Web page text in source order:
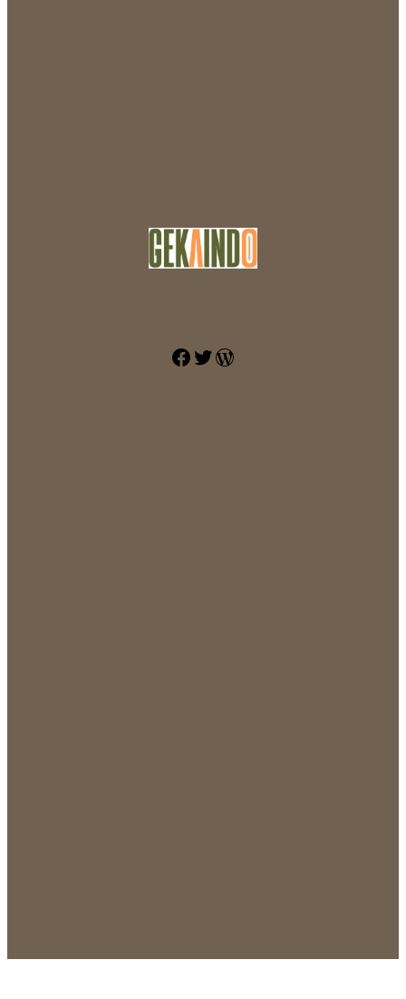
Facebook
Twitter
WordPress